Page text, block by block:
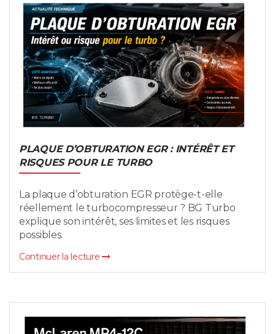
PLAQUE D’OBTURATION EGR : INTÉRÊT ET
RISQUES POUR LE TURBO
La plaque d’obturation EGR protège-t-elle
réellement le turbocompresseur ? BG Turbo
explique son intérêt, ses limites et les risques
possibles.
Continuer la lecture